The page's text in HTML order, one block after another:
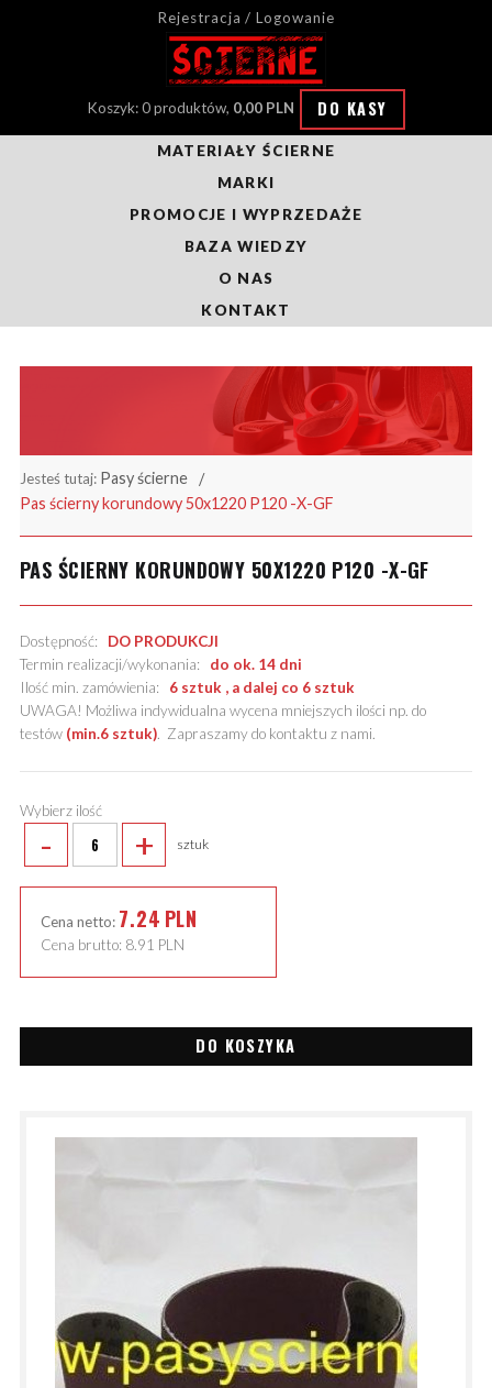
Rejestracja / Logowanie
Koszyk: 0 produktów, 0,00 PLN DO KASY
MATERIAŁY ŚCIERNE
MARKI
PROMOCJE I WYPRZEDAŻE
BAZA WIEDZY
O NAS
KONTAKT
Jesteś tutaj: Pasy ścierne
Pas ścierny korundowy 50x1220 P120 -X-GF
PAS ŚCIERNY KORUNDOWY 50X1220 P120 -X-GF
Dostępność: DO PRODUKCJI
Termin realizacji/wykonania: do ok. 14 dni
Ilość min. zamówienia: 6 sztuk , a dalej co 6 sztuk
UWAGA! Możliwa indywidualna wycena mniejszych ilości np. do
testów (min.6 sztuk). Zapraszamy do kontaktu z nami.
Wybierz ilość
- + sztuk
Cena netto: 7.24 PLN
Cena brutto: 8.91 PLN
DO KOSZYKA